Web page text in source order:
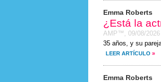
Emma Roberts
¿Está la
AMP™, 09/08/2026
35 años, y su
LEER ARTÍCULO »
Emma Roberts